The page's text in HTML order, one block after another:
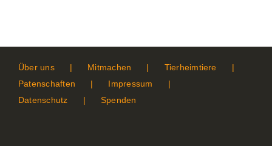
Über uns Mitmachen
Tierheimtiere
Patenschaften
Impressum
Datenschutz
Spenden